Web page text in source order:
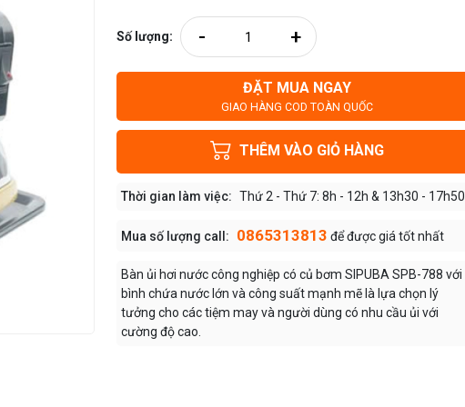
Số lượng: - +
ĐẶT MUA NGAY
GIAO HÀNG COD TOÀN QUỐC
THÊM VÀO GIỎ HÀNG
Thời gian làm việc: Thứ 2 - Thứ 7: 8h - 12h & 13h30 - 17h50
Mua số lượng call: 0865313813 để được giá tốt nhất
Bàn ủi hơi nước công nghiệp có củ bơm SIPUBA SPB-788 với
bình chứa nước lớn và công suất mạnh mẽ là lựa chọn lý
tưởng cho các tiệm may và người dùng có nhu cầu ủi với
cường độ cao.